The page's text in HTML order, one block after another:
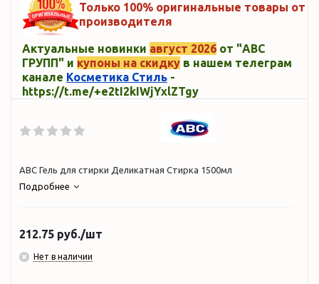
Только 100% оригинальные товары от
производителя
Актуальные новинки август 2026 от "ABC
ГРУПП" и купоны на скидку в нашем телеграм
канале Косметика Стиль -
https://t.me/+e2tI2kIWjYxlZTgy
ABC Гель для стирки Деликатная Стирка 1500мл
Подробнее
212.75 руб./шт
Нет в наличии